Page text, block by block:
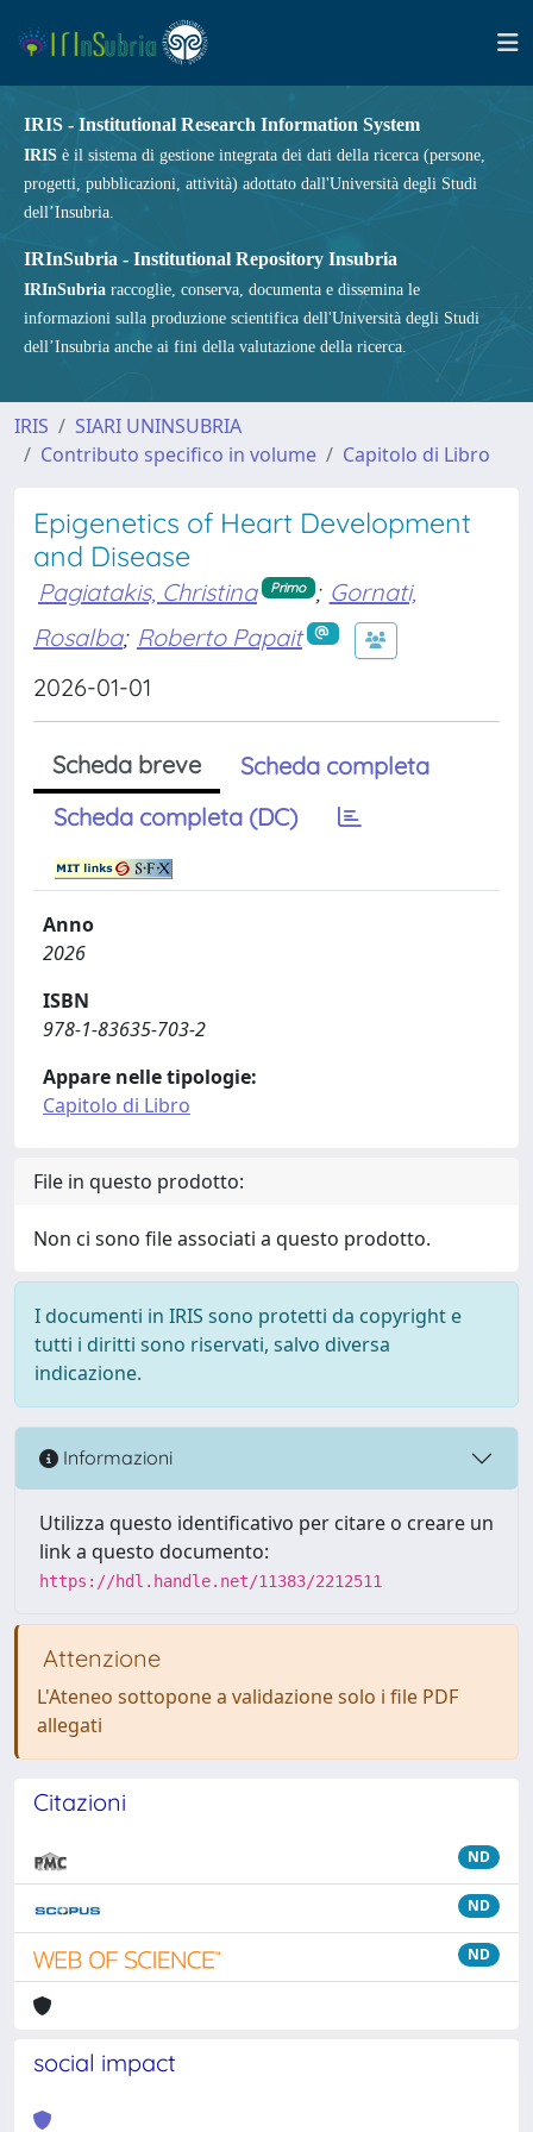
IRIS - Institutional Research Information System
IRIS è il sistema di gestione integrata dei dati della ricerca (persone,
progetti, pubblicazioni, attività) adottato dall'Università degli Studi
dell’Insubria.
IRInSubria - Institutional Repository Insubria
IRInSubria raccoglie, conserva, documenta e dissemina le
informazioni sulla produzione scientifica dell'Università degli Studi
dell’Insubria anche ai fini della valutazione della ricerca.
IRIS
SIARI UNINSUBRIA
Contributo specifico in volume
Capitolo di Libro
Epigenetics of Heart Development
and Disease
Pagiatakis, Christina Primo ; Gornati,
Rosalba; Roberto Papait
2026-01-01
Scheda breve
Scheda completa
Scheda completa (DC)
Anno
2026
ISBN
978-1-83635-703-2
Appare nelle tipologie:
Capitolo di Libro
File in questo prodotto:
Non ci sono file associati a questo prodotto.
I documenti in IRIS sono protetti da copyright e
tutti i diritti sono riservati, salvo diversa
indicazione.
Informazioni
Utilizza questo identificativo per citare o creare un
link a questo documento:
https://hdl.handle.net/11383/2212511
Attenzione
L'Ateneo sottopone a validazione solo i file PDF
allegati
Citazioni
ND
ND
ND
social impact